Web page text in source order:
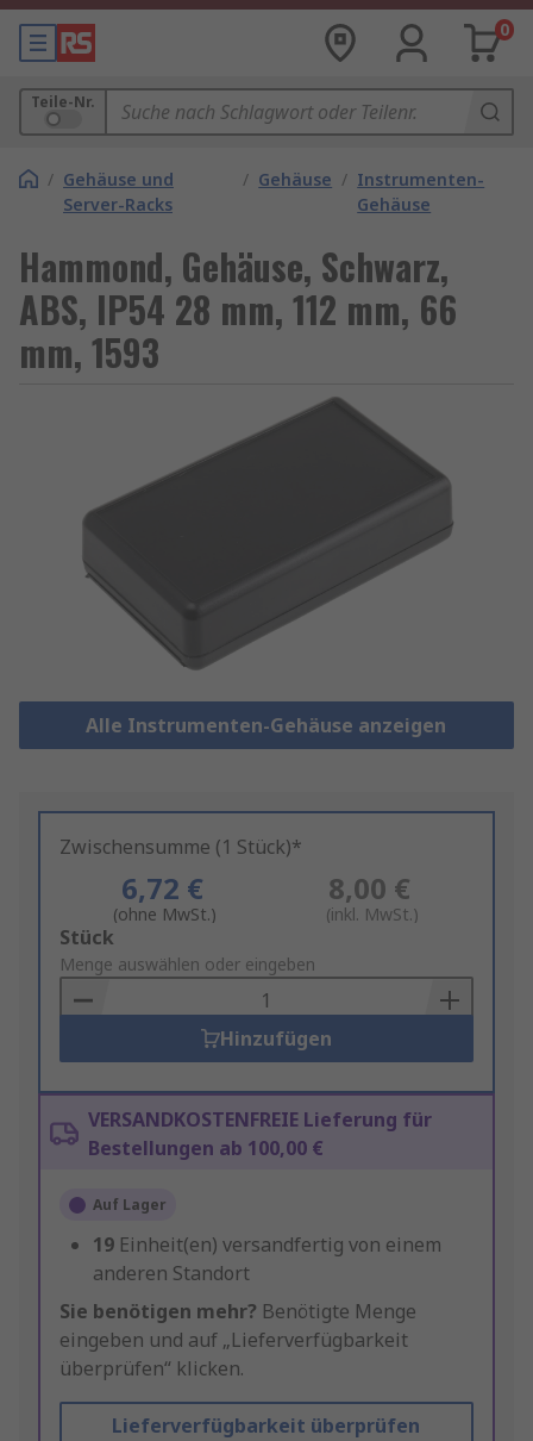
0
Teile-Nr.
/ Gehäuse und
Server-Racks
/ Gehäuse / Instrumenten-
Gehäuse
Hammond, Gehäuse, Schwarz,
ABS, IP54 28 mm, 112 mm, 66
mm, 1593
Alle Instrumenten-Gehäuse anzeigen
Zwischensumme (1 Stück)*
6,72 €
(ohne MwSt.)
8,00 €
(inkl. MwSt.)
Add
to
Basket
Stück
Menge auswählen oder eingeben
Hinzufügen
VERSANDKOSTENFREIE Lieferung für
Bestellungen ab 100,00 €
Auf Lager
19 Einheit(en) versandfertig von einem
anderen Standort
Sie benötigen mehr? Benötigte Menge
eingeben und auf „Lieferverfügbarkeit
überprüfen“ klicken.
Lieferverfügbarkeit überprüfen